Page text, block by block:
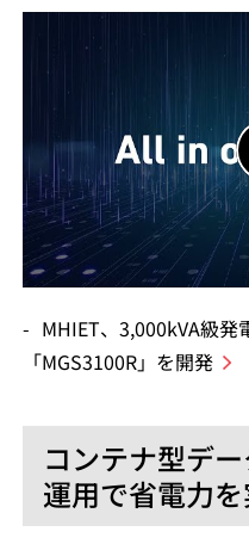
MHIET、3,000kVA級発
「MGS3100R」を開発
コンテナ型デ
運用で省電力